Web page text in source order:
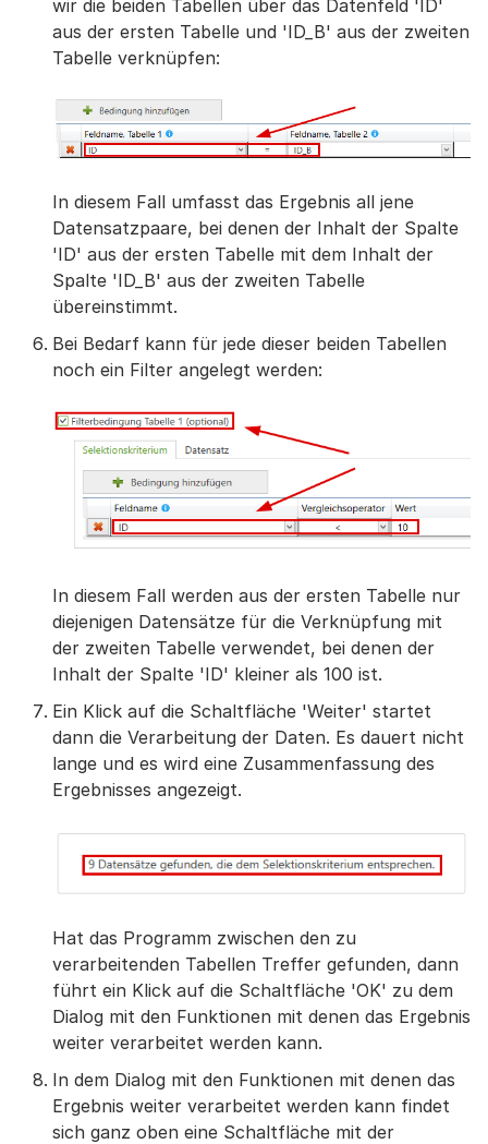
wir die beiden Tabellen über das Datenfeld 'ID'
aus der ersten Tabelle und 'ID_B' aus der zweiten
Tabelle verknüpfen:
In diesem Fall umfasst das Ergebnis all jene
Datensatzpaare, bei denen der Inhalt der Spalte
'ID' aus der ersten Tabelle mit dem Inhalt der
Spalte 'ID_B' aus der zweiten Tabelle
übereinstimmt.
Bei Bedarf kann für jede dieser beiden Tabellen
noch ein Filter angelegt werden:
In diesem Fall werden aus der ersten Tabelle nur
diejenigen Datensätze für die Verknüpfung mit
der zweiten Tabelle verwendet, bei denen der
Inhalt der Spalte 'ID' kleiner als 100 ist.
Ein Klick auf die Schaltfläche 'Weiter' startet
dann die Verarbeitung der Daten. Es dauert nicht
lange und es wird eine Zusammenfassung des
Ergebnisses angezeigt.
Hat das Programm zwischen den zu
verarbeitenden Tabellen Treffer gefunden, dann
führt ein Klick auf die Schaltfläche 'OK' zu dem
Dialog mit den Funktionen mit denen das Ergebnis
weiter verarbeitet werden kann.
In dem Dialog mit den Funktionen mit denen das
Ergebnis weiter verarbeitet werden kann findet
sich ganz oben eine Schaltfläche mit der